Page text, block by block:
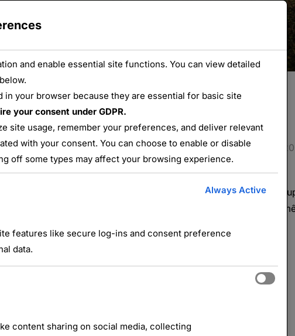
de Gerbéviller
,Meurthe et Moselle,Nécropoles,Trouée de Charmes
Publié
3 mars
commentaire
dit du Grand Rupt, la nécropole nationale de Gerbéviller
de la Trouée de Charmes (Août 1914). Créée en 1920, en
violence …
and enable essential site functions. You can view detailed
in your browser because they are essential for basic site
your consent under GDPR.
site usage, remember your preferences, and deliver relevant
with your consent. You can choose to enable or disable
off some types may affect your browsing experience.
Always Active
features like secure log-ins and consent preference
data.
content sharing on social media, collecting